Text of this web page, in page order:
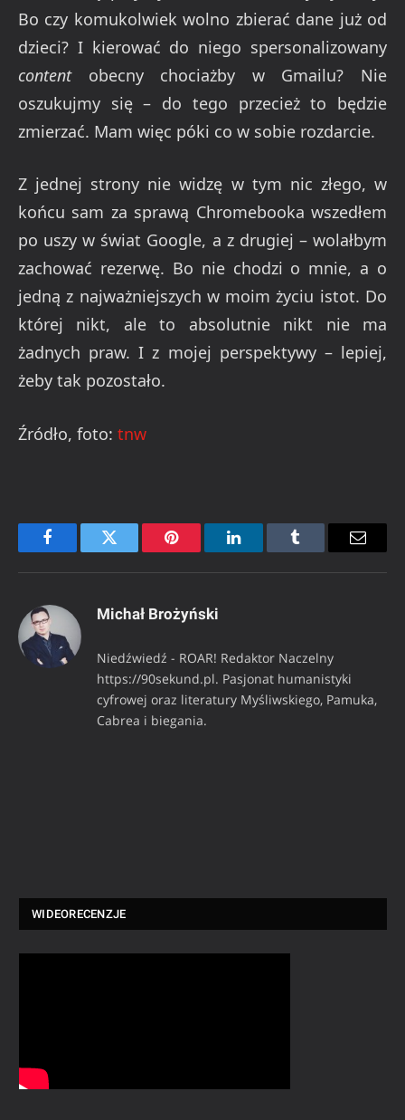
Bo czy komukolwiek wolno zbierać dane już od
dzieci? I kierować do niego spersonalizowany
contentobecny chociażby w Gmailu? Nie
oszukujmy się – do tego przecież to będzie
zmierzać. Mam więc póki co w sobie rozdarcie.
Z jednej strony nie widzę w tym nic złego, w
końcu sam za sprawą Chromebooka wszedłem
po uszy w świat Google, a z drugiej – wolałbym
zachować rezerwę. Bo nie chodzi o mnie, a o
jedną z najważniejszych w moim życiu istot. Do
której nikt, ale to absolutnie nikt nie ma
żadnych praw. I z mojej perspektywy – lepiej,
żeby tak pozostało.
Źródło, foto: tnw
FacebookTwitter Pinterest LinkedInTumblr Email
Michał Brożyński
Niedźwiedź - ROAR! Redaktor Naczelny
https://90sekund.pl. Pasjonat humanistyki
cyfrowej oraz literatury Myśliwskiego, Pamuka,
Cabrea i biegania.
WIDEORECENZJE